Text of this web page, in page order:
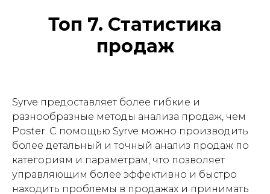
Топ 7. Статистика
продаж
Syrve предоставляет более гибкие и
разнообразные методы анализа продаж, чем
Poster. С помощью Syrve можно производить
более детальный и точный анализ продаж по
категориям и параметрам, что позволяет
управляющим более эффективно и быстро
находить проблемы в продажах и принимать